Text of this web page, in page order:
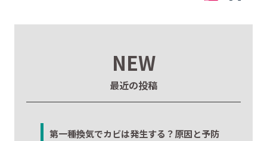
NEW
最近の投稿
第一種換気でカビは発生する？原因と予防